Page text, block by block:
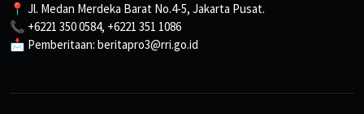
📍 Jl. Medan Merdeka Barat No.4-5, Jakarta Pusat.
📞 +6221 350 0584, +6221 351 1086
📩 Pemberitaan: beritapro3@rri.go.id